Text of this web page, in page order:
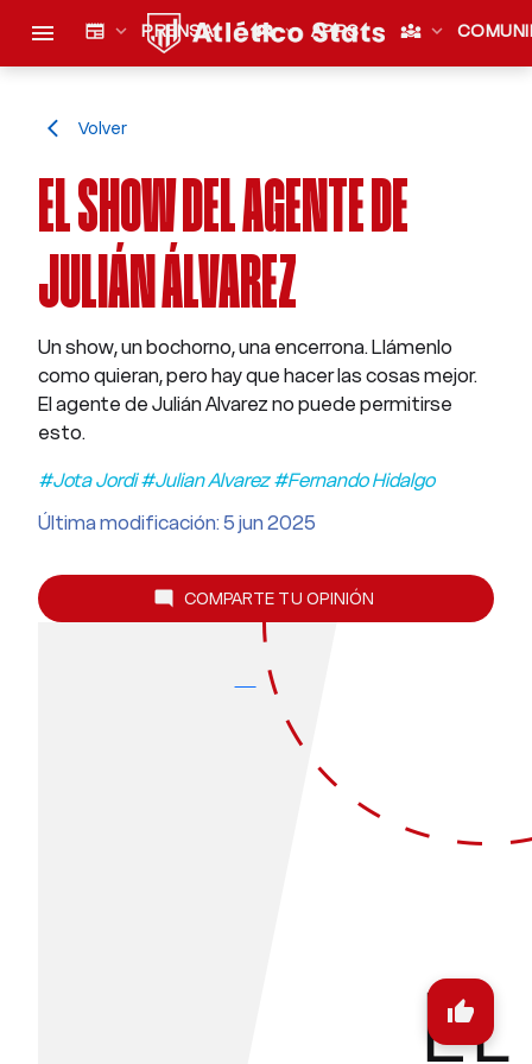
menu newspaper expand_more PRENSA sports_esports expand_more APPS diversity_3 expand_more
thumb_up
arrow_back_ios Volver
EL SHOW DEL AGENTE DE
JULIÁN ÁLVAREZ
Un show, un bochorno, una encerrona. Llámenlo
como quieran, pero hay que hacer las cosas mejor.
El agente de Julián Alvarez no puede permitirse
esto.
#Jota Jordi #Julian Alvarez #Fernando Hidalgo
Última modificación: 5 jun 2025
mode_comment COMPARTE TU OPINIÓN